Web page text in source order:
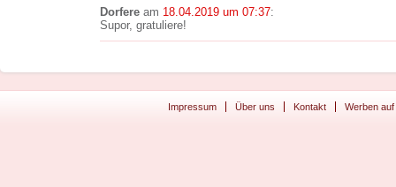
Dorfere am 18.04.2019 um 07:37:
Supor, gratuliere!
Impressum Über uns Kontakt Werben